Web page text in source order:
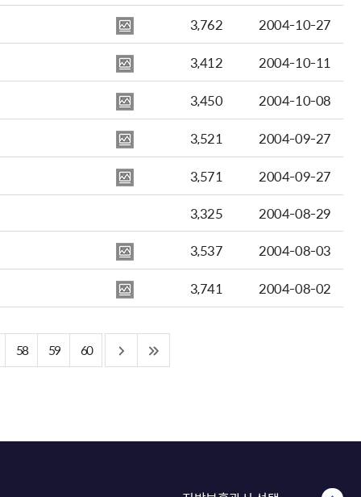
3,762
2004-10-27
3,412
2004-10-11
3,450
2004-10-08
3,521
2004-09-27
3,571
2004-09-27
3,325
2004-08-29
3,537
2004-08-03
3,741
2004-08-02
58 59 60